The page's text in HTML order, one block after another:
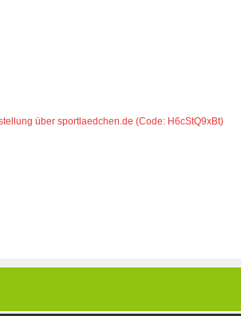
über sportlaedchen.de (Code: H6cStQ9xBt)